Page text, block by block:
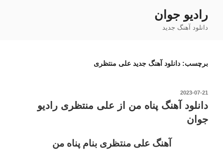
محتوا
رادیو جوان
دانلود آهنگ جدید
برچسب: دانلود آهنگ جدید علی منتظری
نوشته‌شده
2023-07-21
دانلود آهنگ پناه من از علی منتظری رادیو
جوان
آهنگ علی منتظری بنام پناه من